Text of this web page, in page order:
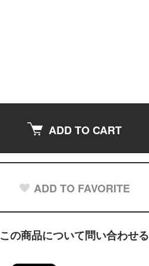
ADD TO CART
ADD TO FAVORITE
この商品について問い合わせる